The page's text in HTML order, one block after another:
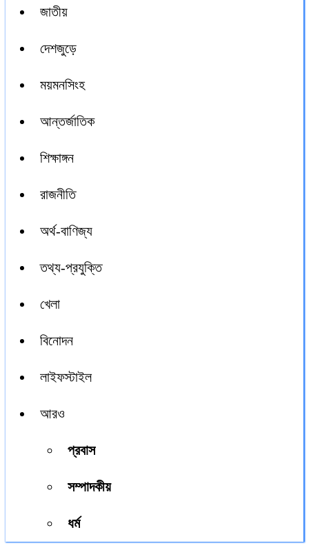
জাতীয়
দেশজুড়ে
ময়মনসিংহ
আন্তর্জাতিক
শিক্ষাঙ্গন
রাজনীতি
অর্থ-বাণিজ্য
তথ্য-প্রযুক্তি
খেলা
বিনোদন
লাইফস্টাইল
আরও
প্রবাস
সম্পাদকীয়
ধর্ম